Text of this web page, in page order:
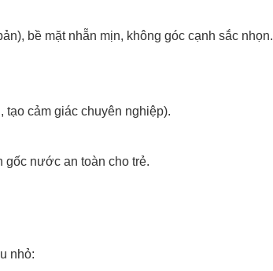
bề mặt nhẵn mịn, không góc cạnh sắc nhọn.
tạo cảm giác chuyên nghiệp).
gốc nước an toàn cho trẻ.
nhỏ: